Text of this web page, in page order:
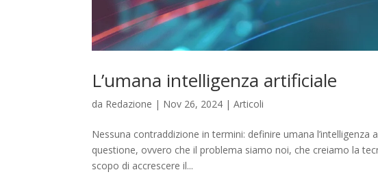
L’umana intelligenza artificiale
da Redazione | Nov 26, 2024 |Articoli
Nessuna contraddizione in termini: definire umana
questione, ovvero che il problema siamo noi, che creiamo la
scopo di accrescere il...